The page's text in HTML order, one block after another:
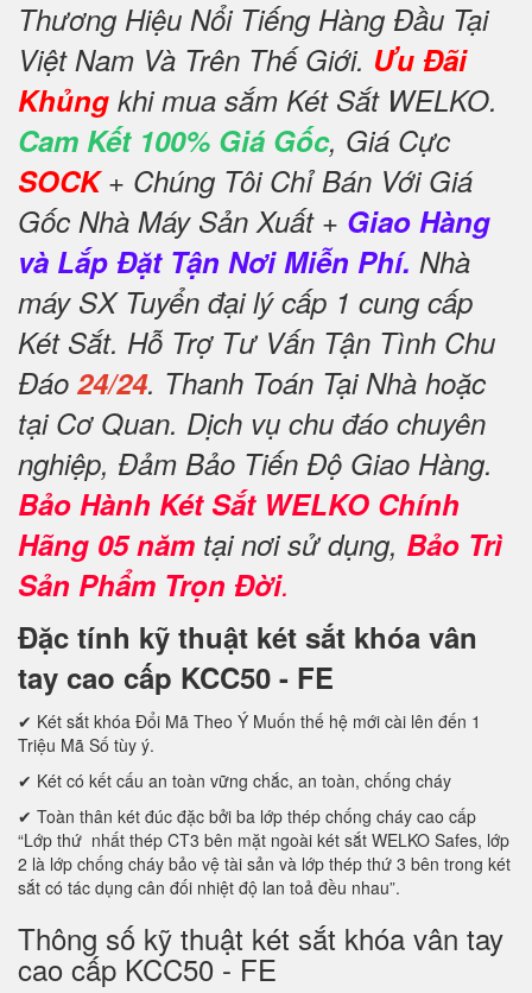
Thương Hiệu Nổi Tiếng Hàng Đầu Tại
Việt Nam Và Trên Thế Giới. Ưu Đãi
Khủng khi mua sắm Két Sắt WELKO.
Cam Kết 100% Giá Gốc, Giá Cực
SOCK+ Chúng Tôi Chỉ Bán Với Giá
Gốc Nhà Máy Sản Xuất + Giao Hàng
và Lắp Đặt Tận Nơi Miễn Phí. Nhà
máy SX Tuyển đại lý cấp 1 cung cấp
Két Sắt. Hỗ Trợ Tư Vấn Tận Tình Chu
Đáo 24/24. Thanh Toán Tại Nhà hoặc
tại Cơ Quan. Dịch vụ chu đáo chuyên
nghiệp, Đảm Bảo Tiến Độ Giao Hàng.
Bảo Hành Két Sắt WELKO Chính
Hãng 05 năm tại nơi sử dụng, Bảo Trì
Sản Phẩm Trọn Đời.
Đặc tính kỹ thuật két sắt khóa vân
tay cao cấp KCC50 - FE
✔ Két sắt khóa Đổi Mã Theo Ý Muốn thế hệ mới cài lên đến 1
Triệu Mã Số tùy ý.
✔ Két có kết cấu an toàn vững chắc, an toàn, chống cháy
✔ Toàn thân két đúc đặc bởi ba lớp thép chống cháy cao cấp
“Lớp thứ nhất thép CT3 bên mặt ngoài két sắt WELKO Safes, lớp
2 là lớp chống cháy bảo vệ tài sản và lớp thép thứ 3 bên trong két
sắt có tác dụng cân đối nhiệt độ lan toả đều nhau”.
Thông số kỹ thuật két sắt khóa vân tay
cao cấp KCC50 - FE